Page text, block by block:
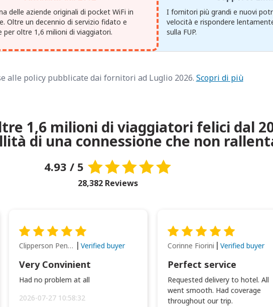
delle aziende originali di pocket WiFi in
Oltre un decennio di servizio fidato e
per oltre 1,6 milioni di viaggiatori.
I fornitori più grandi e nuovi
velocità e rispondere
sulla FUP.
alle policy pubblicate dai fornitori ad Luglio 2026. Scopri di più
1,6 milioni di viaggiatori felici dal
di una connessione che non
4.93 / 5
28,382 Reviews
Clipperson Penilla Verified buyer
Very Convinient
Had no problem at all
2026-07-27 10:58:32
Corinne Fiorini Verified buyer
Perfect service
Requested delivery to hotel. All
went smooth. Had coverage
throughout our trip.